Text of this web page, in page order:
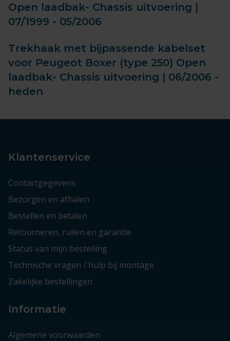
Open laadbak- Chassis uitvoering |
07/1999 - 05/2006
Trekhaak met bijpassende kabelset
voor Peugeot Boxer (type 250) Open
laadbak- Chassis uitvoering | 06/2006 -
heden
Klantenservice
Contactgegevens
Bezorgen en afhalen
Bestellen en betalen
Retourneren, ruilen en garantie
Status van mijn bestelling
Technische vragen / hulp bij montage
Zakelijke bestellingen
Informatie
Algemene voorwaarden